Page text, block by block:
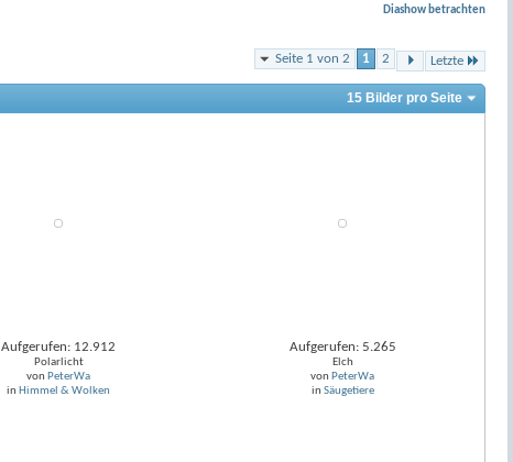
Diashow betrachten
Seite 1 von 2 1 2 Letzte
15 Bilder pro Seite
Aufgerufen: 12.912
Polarlicht
von PeterWa
in Himmel & Wolken
Aufgerufen: 5.265
Elch
von PeterWa
in Säugetiere